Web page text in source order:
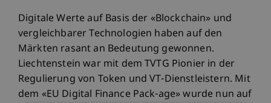
Digitale Werte auf Basis der «Blockchain» und
vergleichbarer Technologien haben auf den
Märkten rasant an Bedeutung gewonnen.
Liechtenstein war mit dem TVTG Pionier in der
Regulierung von Token und VT-Dienstleistern. Mit
dem «EU Digital Finance Pack-age» wurde nun auf